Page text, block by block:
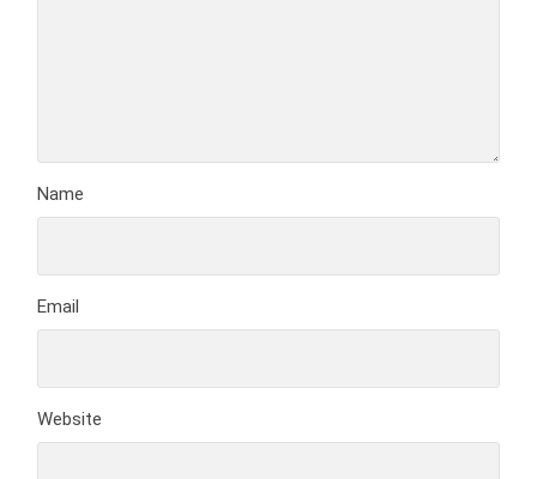
Name
Email
Website